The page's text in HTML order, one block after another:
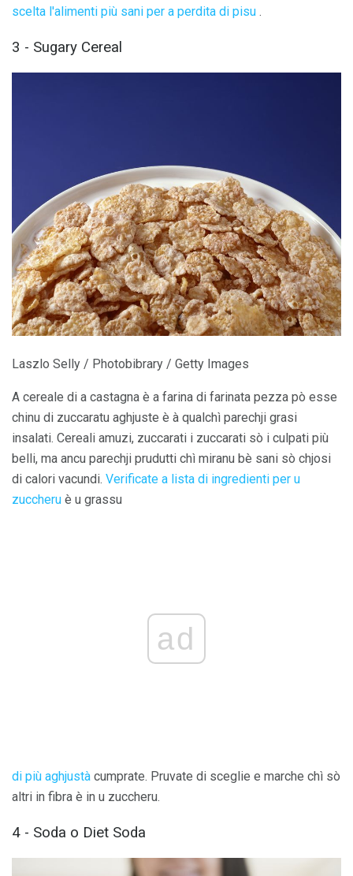
scelta l'alimenti più sani per a perdita di pisu .
3 - Sugary Cereal
Laszlo Selly / Photobibrary / Getty Images
A cereale di a castagna è a farina di farinata pezza pò esse
chinu di zuccaratu aghjuste è à qualchì parechji grasi
insalati. Cereali amuzi, zuccarati i zuccarati sò i culpati più
belli, ma ancu parechji prudutti chì miranu bè sani sò chjosi
di calori vacundi. Verificate a lista di ingredienti per u
zuccheru è u grassu
ad
di più aghjustà cumprate. Pruvate di sceglie e marche chì sò
altri in fibra è in u zuccheru.
4 - Soda o Diet Soda